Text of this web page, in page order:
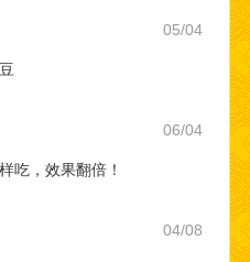
05/04
06/04
吃，效果翻倍！
04/08